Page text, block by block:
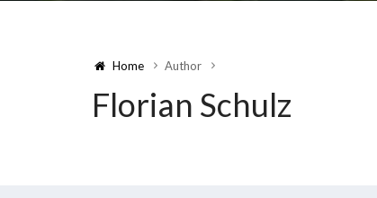
Home Author
Florian Schulz